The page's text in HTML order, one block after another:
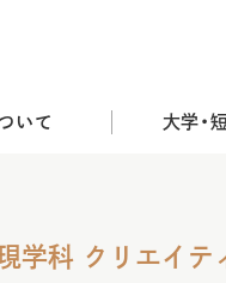
いて 大学・
学科 クリエイテ